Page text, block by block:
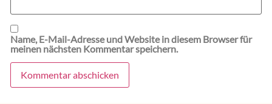
Name, E-Mail-Adresse und Website in diesem Browser für
meinen nächsten Kommentar speichern.